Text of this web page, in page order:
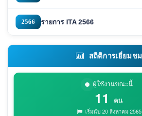
2566 รายการ ITA 2566
สถิติการเยี่ยมชม
ผู้ใช้งานขณะนี้
11 คน
เริ่มนับ 20 สิงหาคม 2565